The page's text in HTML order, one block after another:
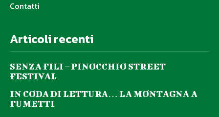
Contatti
Articoli recenti
SENZA FILI – PINOCCHIO STREET
FESTIVAL
IN CODA DI LETTURA… LA MONTAGNA A
FUMETTI